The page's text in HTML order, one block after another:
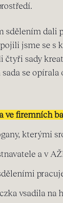
sdělením dali
jsme se s
čtyři sady
se opírala
ve firemních
kterými
a v
vsadila na